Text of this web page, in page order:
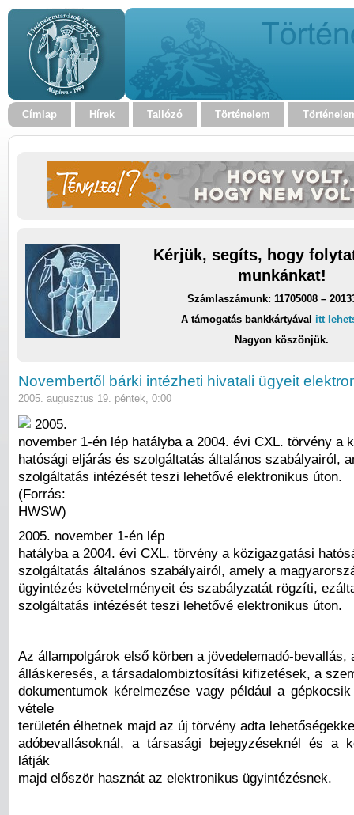
Címlap Hírek Tallózó Történelem
Kérjük, segíts, hogy
munkánkat!
Számlaszámunk: 11705008 –
A támogatás bankkártyával itt
Nagyon köszönjük.
Novembertől bárki intézheti hivatali ügyeit
2005. augusztus 19. péntek, 0:00
2005.
november 1-én lép hatályba a 2004. évi CXL. törvény a
hatósági eljárás és szolgáltatás általános szabályairól,
szolgáltatás intézését teszi lehetővé elektronikus úton.
(Forrás:
HWSW)
2005. november 1-én lép
hatályba a 2004. évi CXL. törvény a közigazgatási
szolgáltatás általános szabályairól, amely a
ügyintézés követelményeit és szabályzatát rögzíti,
szolgáltatás intézését teszi lehetővé elektronikus úton.
Az állampolgárok első körben a jövedelemadó-bevallás,
álláskeresés, a társadalombiztosítási kifizetések, a
dokumentumok kérelmezése vagy például a
vétele
területén élhetnek majd az új törvény adta
adóbevallásoknál, a társasági bejegyzéseknél és a
látják
majd először hasznát az elektronikus ügyintézésnek.